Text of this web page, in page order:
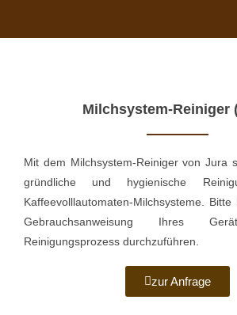
Milchsystem-Reiniger
Mit dem Milchsystem-Reiniger von Jura
gründliche und hygienische
Kaffeevolllautomaten-Milchsysteme.
Gebrauchsanweisung Ihres
Reinigungsprozess durchzuführen.
zur Anfrage